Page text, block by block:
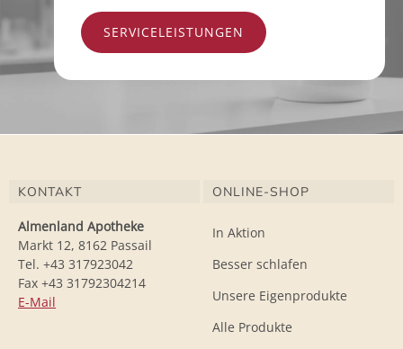
SERVICELEISTUNGEN
KONTAKT
Almenland Apotheke
Markt 12, 8162 Passail
Tel. +43 317923042
Fax +43 31792304214
E-Mail
ONLINE-SHOP
In Aktion
Besser schlafen
Unsere Eigenprodukte
Alle Produkte